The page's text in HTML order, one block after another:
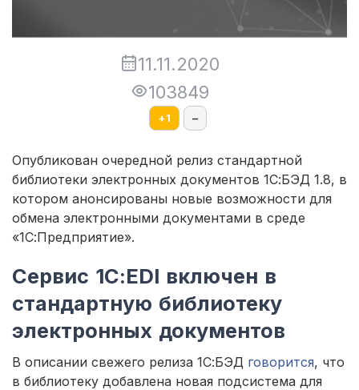
11.11.2020
103849
+1 –
Опубликован очередной релиз стандартной
библиотеки электронных документов 1С:БЭД 1.8, в
котором анонсированы новые возможности для
обмена электронными документами в среде
«1С:Предприятие».
Сервис 1С:EDI включен в
стандартную библиотеку
электронных документов
В описании свежего релиза 1С:БЭД говорится, что
в библиотеку добавлена новая подсистема для